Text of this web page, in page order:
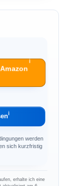
ℹ︎
ℹ︎
werden
sich kurzfristig
erhalte ich eine